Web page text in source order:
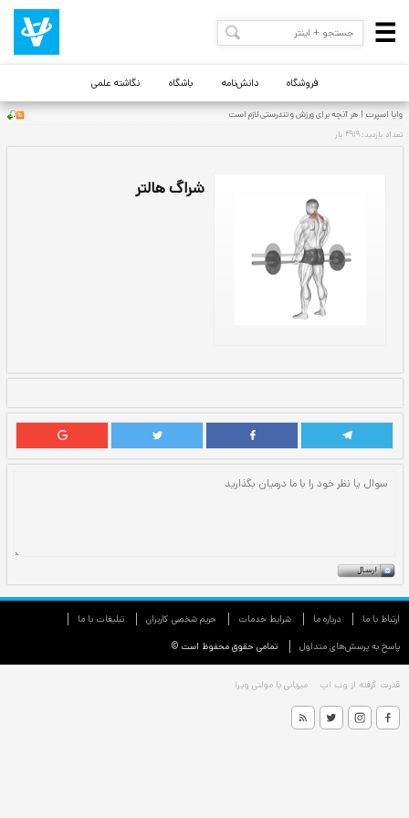
فروشگاه دانش‌نامه باشگاه نگاشته علمی
شراگ هالتر
ارتباط با ما درباره ما شرایط خدمات حريم شخصی كاربران تبليغات با ما
پاسخ به پرسش‌های متداول تمامی حقوق محفوظ است ©
قدرت گرفته از وب اپ میزبانی با مولتی ویرا